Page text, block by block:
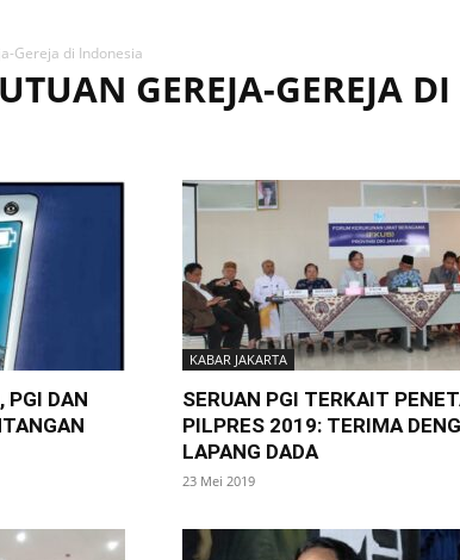
Gereja di Indonesia
GEREJA-GEREJA DI
PGI DAN
KABAR JAKARTA
SERUAN PGI TERKAIT
PILPRES 2019: TERIMA
LAPANG DADA
23 Mei 2019